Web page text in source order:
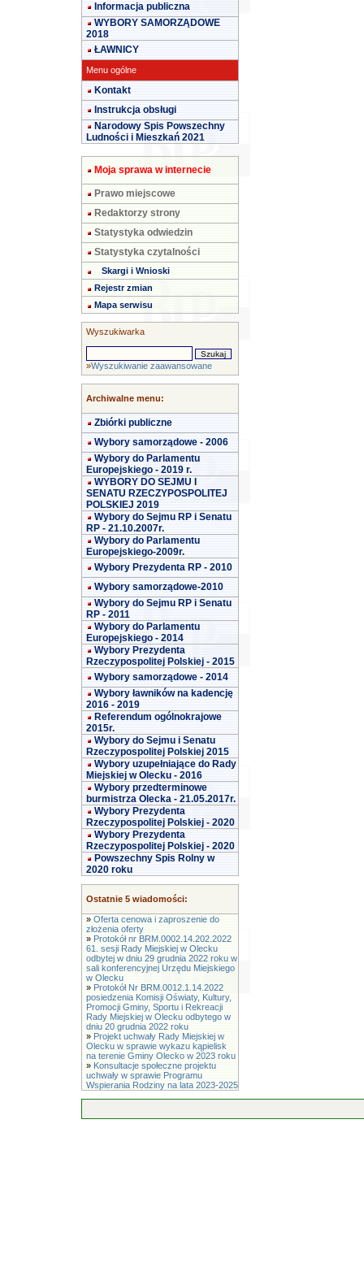
Informacja publiczna
WYBORY SAMORZĄDOWE
2018
ŁAWNICY
Menu ogólne
Kontakt
Instrukcja obsługi
Narodowy Spis Powszechny
Ludności i Mieszkań 2021
Moja sprawa w internecie
Prawo miejscowe
Redaktorzy strony
Statystyka odwiedzin
Statystyka czytalności
Skargi i Wnioski
Rejestr zmian
Mapa serwisu
Wyszukiwarka
»Wyszukiwanie zaawansowane
Archiwalne menu:
Zbiórki publiczne
Wybory samorządowe - 2006
Wybory do Parlamentu
Europejskiego - 2019 r.
WYBORY DO SEJMU I
SENATU RZECZYPOSPOLITEJ
POLSKIEJ 2019
Wybory do Sejmu RP i Senatu
RP - 21.10.2007r.
Wybory do Parlamentu
Europejskiego-2009r.
Wybory Prezydenta RP - 2010
Wybory samorządowe-2010
Wybory do Sejmu RP i Senatu
RP - 2011
Wybory do Parlamentu
Europejskiego - 2014
Wybory Prezydenta
Rzeczypospolitej Polskiej - 2015
Wybory samorządowe - 2014
Wybory ławników na kadencję
2016 - 2019
Referendum ogólnokrajowe
2015r.
Wybory do Sejmu i Senatu
Rzeczypospolitej Polskiej 2015
Wybory uzupełniające do Rady
Miejskiej w Olecku - 2016
Wybory przedterminowe
burmistrza Olecka - 21.05.2017r.
Wybory Prezydenta
Rzeczypospolitej Polskiej - 2020
Wybory Prezydenta
Rzeczypospolitej Polskiej - 2020
Powszechny Spis Rolny w
2020 roku
Ostatnie 5 wiadomości:
» Oferta cenowa i zaproszenie do
złożenia oferty
» Protokół nr BRM.0002.14.202.2022
61. sesji Rady Miejskiej w Olecku
odbytej w dniu 29 grudnia 2022 roku w
sali konferencyjnej Urzędu Miejskiego
w Olecku
» Protokół Nr BRM.0012.1.14.2022
posiedzenia Komisji Oświaty, Kultury,
Promocji Gminy, Sportu i Rekreacji
Rady Miejskiej w Olecku odbytego w
dniu 20 grudnia 2022 roku
» Projekt uchwały Rady Miejskiej w
Olecku w sprawie wykazu kąpielisk
na terenie Gminy Olecko w 2023 roku
» Konsultacje społeczne projektu
uchwały w sprawie Programu
Wspierania Rodziny na lata 2023-2025